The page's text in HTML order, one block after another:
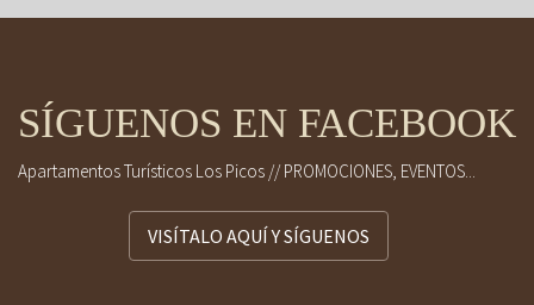
SÍGUENOS EN FACEBOOK
Apartamentos Turísticos Los Picos // PROMOCIONES, EVENTOS...
VISÍTALO AQUÍ Y SÍGUENOS